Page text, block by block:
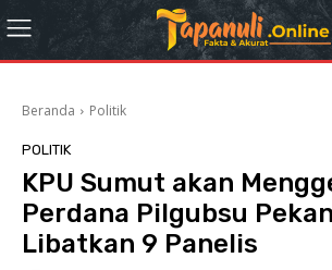
Beranda Politik
POLITIK
KPU Sumut akan
Perdana Pilgubsu
Libatkan 9 Panelis